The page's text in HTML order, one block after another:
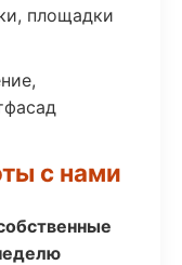
площадки
с нами